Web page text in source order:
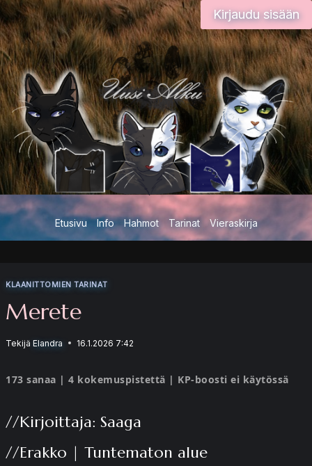
Siirry
sisältöön
Kirjaudu sisään
Etusivu Info Hahmot Tarinat Vieraskirja
KLAANITTOMIEN TARINAT
Merete
Tekijä Elandra 16.1.2026 7:42
173 sanaa | 4 kokemuspistettä | KP-boosti ei käytössä
//Kirjoittaja: Saaga
//Erakko | Tuntematon alue